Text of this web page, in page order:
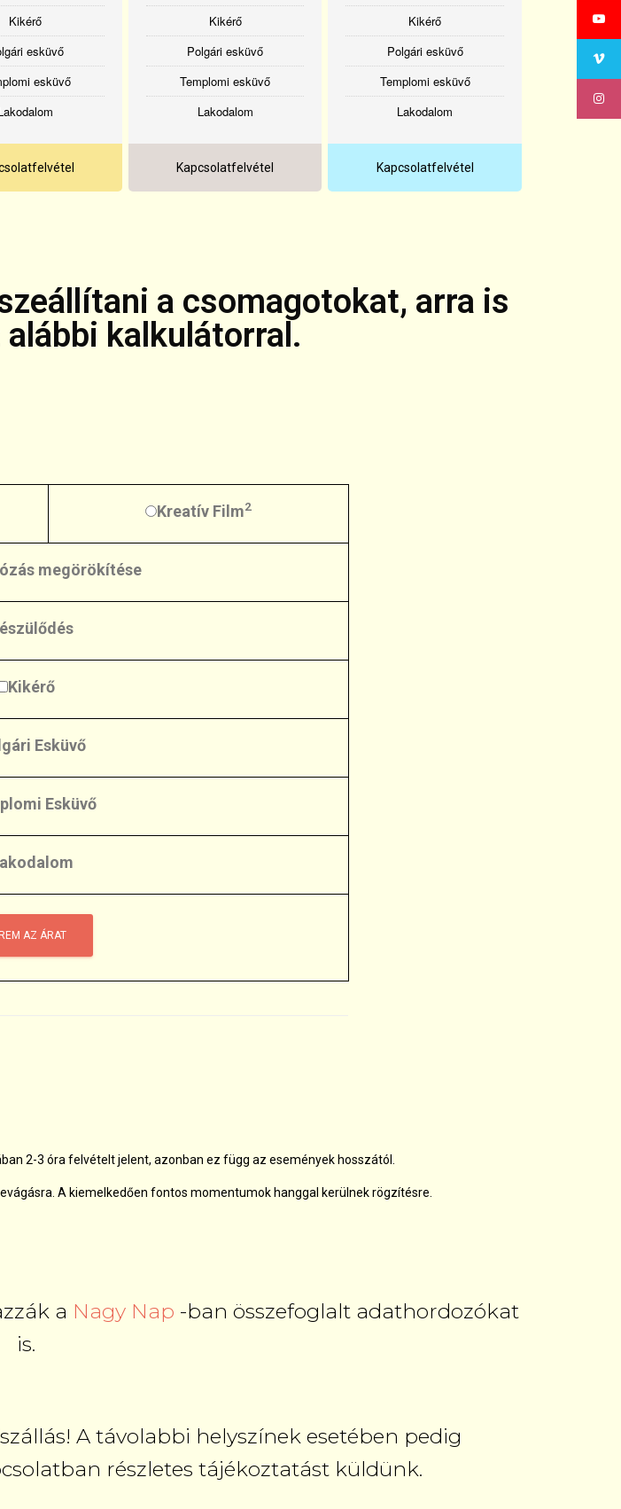
Kikérő
esküvő
esküvő
Kikérő
Polgári esküvő
Templomi esküvő
Lakodalom
Kapcsolatfelvétel
Kikérő
Polgári esküvő
Templomi esküvő
Lakodalom
Kapcsolatfelvétel
a csomagotokat, arra is
kalkulátorral.
Kreatív Film2
megörökítése
Kikérő
Esküvő
Esküvő
2-3 óra felvételt jelent, azonban ez függ az események hosszától.
A kiemelkedően fontos momentumok hanggal kerülnek rögzítésre.
a Nagy Nap -ban összefoglalt adathordozókat
is.
A távolabbi helyszínek esetében pedig
részletes tájékoztatást küldünk.